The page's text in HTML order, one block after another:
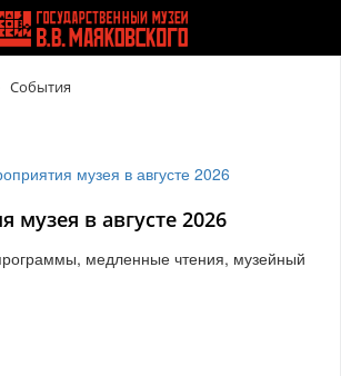
События
музея в августе 2026
медленные чтения, музейный